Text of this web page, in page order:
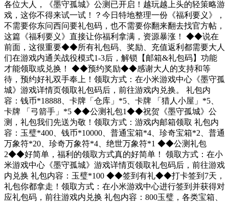
各位大人，《墨守孤城》公测已开启！越玩越上头的轻策略游
戏，这你不得来试一试！？今日特地整理一份《福利要义》，
不需要你东问西问要礼包码，也不需要你翻来翻去找官方帖，
这篇《福利要义》直接让你福利拿满，资源暴涨！ ◆◆说在
前面，这很重要◆◆所有礼包码、奖励、充值返利都需要大人
们在游戏内通关战役模式1-3后，解锁【邮箱&礼包码】功能
才能领取或兑换！ ◆◆预约奖励◆◆感谢大人的支持和等
待，预约好礼双手奉上！领取方式：在小米游戏中心《墨守孤
城》游戏详情页领取礼包码后，前往游戏内兑换。 礼包内
容：钱币*18888、卡牌「仓库」*5、卡牌 「猎人小屋」*5、
卡牌 「弓箭手」*5 ◆◆公测礼包1◆◆祝贺《墨守孤城》公
测，礼包我们先送为敬！领取方式：游戏内邮箱领取 礼包内
容：玉璧*400、钱币*10000、普通宝箱*4、珍奇宝箱*2、普通
万象符*20、珍奇万象符*4、绝世万象符*1 ◆◆公测礼包
2◆◆好简单，福利的领取方式真的好简单！ 领取方式：在小
米游戏中心《墨守孤城》游戏详情页领取礼包码后，前往游戏
内兑换 礼包内容：玉璧*100 ◆◆签到有礼◆◆打卡签到7天，
礼包你都拿走！领取方式：在小米游戏中心进行签到并获得对
应礼包码，前往游戏内兑换 礼包内容：800玉璧，各类宝箱、